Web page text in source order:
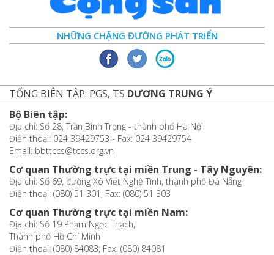
NHỮNG CHẶNG ĐƯỜNG PHÁT TRIỂN
TỔNG BIÊN TẬP: PGS, TS DƯƠNG TRUNG Ý
Bộ Biên tập:
Địa chỉ: Số 28, Trần Bình Trọng - thành phố Hà Nội
Điện thoại: 024 39429753 - Fax: 024 39429754
Email: bbttccs@tccs.org.vn
Cơ quan Thường trực tại miền Trung - Tây Nguyên:
Địa chỉ: Số 69, đường Xô Viết Nghệ Tĩnh, thành phố Đà Nẵng
Điện thoại: (080) 51 301; Fax: (080) 51 303
Cơ quan Thường trực tại miền Nam:
Địa chỉ: Số 19 Phạm Ngọc Thạch,
Thành phố Hồ Chí Minh
Điện thoại: (080) 84083; Fax: (080) 84081